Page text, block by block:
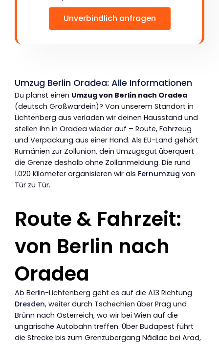
Unverbindlich anfragen
Umzug Berlin Oradea: Alle Informationen
Du planst einen Umzug von Berlin nach Oradea
(deutsch Großwardein)? Von unserem Standort in
Lichtenberg aus verladen wir deinen Hausstand und
stellen ihn in Oradea wieder auf – Route, Fahrzeug
und Verpackung aus einer Hand. Als EU-Land gehört
Rumänien zur Zollunion, dein Umzugsgut überquert
die Grenze deshalb ohne Zollanmeldung. Die rund
1.020 Kilometer organisieren wir als Fernumzug von
Tür zu Tür.
Route & Fahrzeit:
von Berlin nach
Oradea
Ab Berlin-Lichtenberg geht es auf die A13 Richtung
Dresden, weiter durch Tschechien über Prag und
Brünn nach Österreich, wo wir bei Wien auf die
ungarische Autobahn treffen. Über Budapest führt
die Strecke bis zum Grenzübergang Nădlac bei Arad,